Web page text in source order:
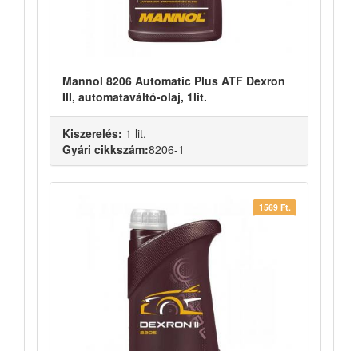
Mannol 8206 Automatic Plus ATF Dexron
III, automataváltó-olaj, 1lit.
Kiszerelés: 1 lit.
Gyári cikkszám:8206-1
1569 Ft.